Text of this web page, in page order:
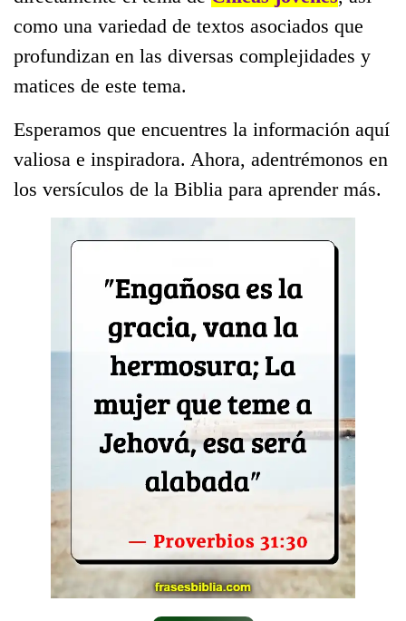
como una variedad de textos asociados que
profundizan en las diversas complejidades y
matices de este tema.
Esperamos que encuentres la información aquí
valiosa e inspiradora. Ahora, adentrémonos en
los versículos de la Biblia para aprender más.